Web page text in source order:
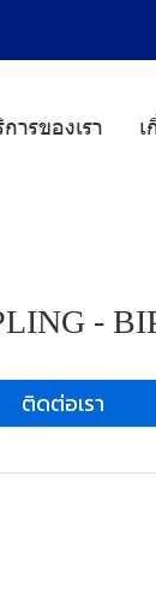
ารของเรา เ
-
ติดต่อเรา